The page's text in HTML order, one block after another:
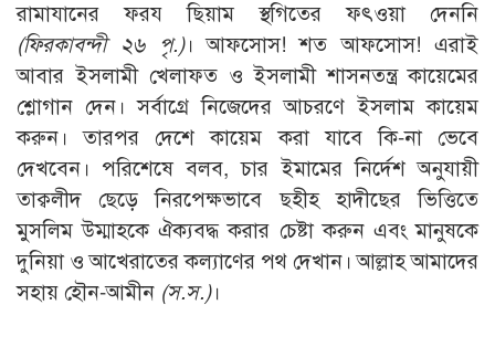
রামাযানের ফরয ছিয়াম স্থগিতের ফৎওয়া দেননি
(ফিরকাবন্দী ২৬ পৃ.)। আফসোস! শত আফসোস! এরাই
আবার ইসলামী খেলাফত ও ইসলামী শাসনতন্ত্র কায়েমের
শ্লোগান দেন। সর্বাগ্রে নিজেদের আচরণে ইসলাম কায়েম
করুন। তারপর দেশে কায়েম করা যাবে কি-না ভেবে
দেখবেন। পরিশেষে বলব, চার ইমামের নির্দেশ অনুযায়ী
তাক্বলীদ ছেড়ে নিরপেক্ষভাবে ছহীহ হাদীছের ভিত্তিতে
মুসলিম উম্মাহকে ঐক্যবদ্ধ করার চেষ্টা করুন এবং মানুষকে
দুনিয়া ও আখেরাতের কল্যাণের পথ দেখান। আল্লাহ আমাদের
সহায় হৌন-আমীন (স.স.)।